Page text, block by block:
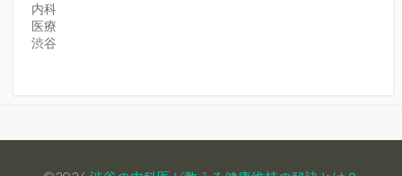
内科
医療
渋谷